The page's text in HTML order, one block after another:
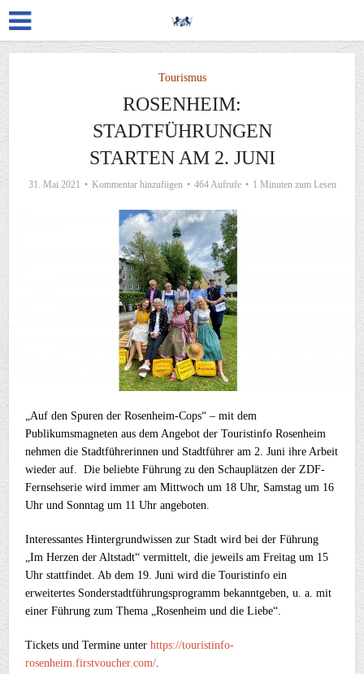
Tourismus
ROSENHEIM:
STADTFÜHRUNGEN
STARTEN AM 2. JUNI
31. Mai 2021 Kommentar hinzufügen 464 Aufrufe 1 Minuten zum Lesen
„Auf den Spuren der Rosenheim-Cops“ – mit dem
Publikumsmagneten aus dem Angebot der Touristinfo Rosenheim
nehmen die Stadtführerinnen und Stadtführer am 2. Juni ihre Arbeit
wieder auf. Die beliebte Führung zu den Schauplätzen der ZDF-
Fernsehserie wird immer am Mittwoch um 18 Uhr, Samstag um 16
Uhr und Sonntag um 11 Uhr angeboten.
Interessantes Hintergrundwissen zur Stadt wird bei der Führung
„Im Herzen der Altstadt“ vermittelt, die jeweils am Freitag um 15
Uhr stattfindet. Ab dem 19. Juni wird die Touristinfo ein
erweitertes Sonderstadtführungsprogramm bekanntgeben, u. a. mit
einer Führung zum Thema „Rosenheim und die Liebe“.
Tickets und Termine unterhttps://touristinfo-
rosenheim.firstvoucher.com/.